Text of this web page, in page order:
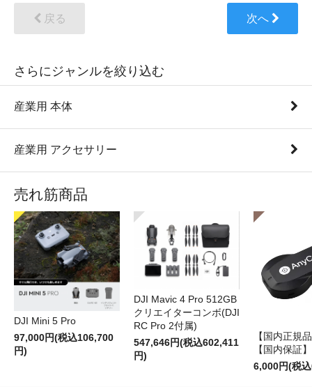
戻る 次へ
さらにジャンルを絞り込む
産業用 本体
産業用 アクセサリー
売れ筋商品
DJI Mini 5 Pro
97,000円(税込106,700
円)
DJI Mavic 4 Pro 512GB
クリエイターコンボ(DJI
RC Pro 2付属)
547,646円(税込602,411
円)
【国内正規
【国内保証】
6,000円(税